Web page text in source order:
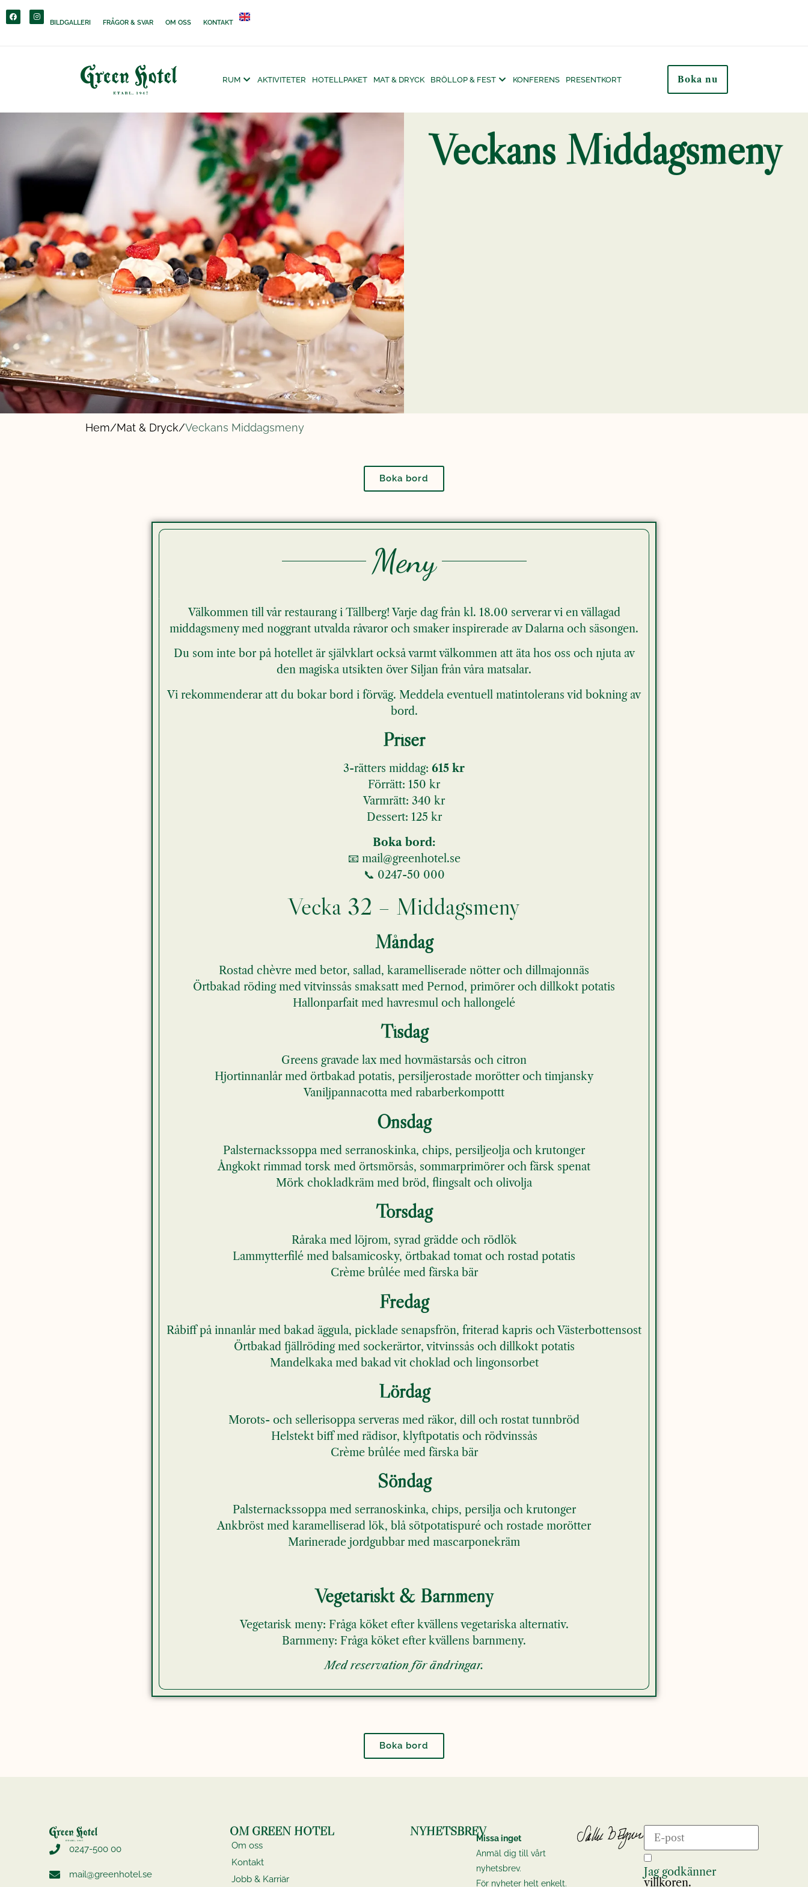
content
BILDGALLERI FRÅGOR & SVAR OM OSS KONTAKT
RUM AKTIVITETER HOTELLPAKET MAT & DRYCK BRÖLLOP & FEST KONFERENS PRESENTKORT Boka nu
Veckans Middagsmeny
Hem/Mat & Dryck/Veckans Middagsmeny
Boka bord
Meny
Välkommen till vår restaurang i Tällberg! Varje dag från kl. 18.00 serverar vi en vällagad
middagsmeny med noggrant utvalda råvaror och smaker inspirerade av Dalarna och säsongen.
Du som inte bor på hotellet är självklart också varmt välkommen att äta hos oss och njuta av
den magiska utsikten över Siljan från våra matsalar.
Vi rekommenderar att du bokar bord i förväg. Meddela eventuell matintolerans vid bokning av
bord.
Priser
3-rätters middag: 615 kr
Förrätt: 150 kr
Varmrätt: 340 kr
Dessert: 125 kr
Boka bord:
📧 mail@greenhotel.se
📞 0247-50 000
Vecka 32 – Middagsmeny
Måndag
Rostad chèvre med betor, sallad, karamelliserade nötter och dillmajonnäs
Örtbakad röding med vitvinssås smaksatt med Pernod, primörer och dillkokt potatis
Hallonparfait med havresmul och hallongelé
Tisdag
Greens gravade lax med hovmästarsås och citron
Hjortinnanlår med örtbakad potatis, persiljerostade morötter och timjansky
Vaniljpannacotta med rabarberkompottt
Onsdag
Palsternackssoppa med serranoskinka, chips, persiljeolja och krutonger
Ångkokt rimmad torsk med örtsmörsås, sommarprimörer och färsk spenat
Mörk chokladkräm med bröd, flingsalt och olivolja
Torsdag
Råraka med löjrom, syrad grädde och rödlök
Lammytterfilé med balsamicosky, örtbakad tomat och rostad potatis
Crème brûlée med färska bär
Fredag
Råbiff på innanlår med bakad äggula, picklade senapsfrön, friterad kapris och Västerbottensost
Örtbakad fjällröding med sockerärtor, vitvinssås och dillkokt potatis
Mandelkaka med bakad vit choklad och lingonsorbet
Lördag
Morots- och sellerisoppa serveras med räkor, dill och rostat tunnbröd
Helstekt biff med rädisor, klyftpotatis och rödvinssås
Crème brûlée med färska bär
Söndag
Palsternackssoppa med serranoskinka, chips, persilja och krutonger
Ankbröst med karamelliserad lök, blå sötpotatispuré och rostade morötter
Marinerade jordgubbar med mascarponekräm
Vegetariskt & Barnmeny
Vegetarisk meny: Fråga köket efter kvällens vegetariska alternativ.
Barnmeny: Fråga köket efter kvällens barnmeny.
Med reservation för ändringar.
Boka bord
0247-500 00
mail@greenhotel.se
OM GREEN HOTEL
Om oss
Kontakt
Jobb & Karriär
NYHETSBREVMissa inget
Anmäl dig till vårt
nyhetsbrev.
För nyheter helt enkelt.
Jag godkänner
villkoren.